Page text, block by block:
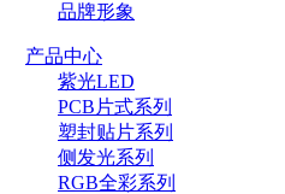
品牌形象
产品中心
紫光LED
PCB片式系列
塑封贴片系列
侧发光系列
RGB全彩系列